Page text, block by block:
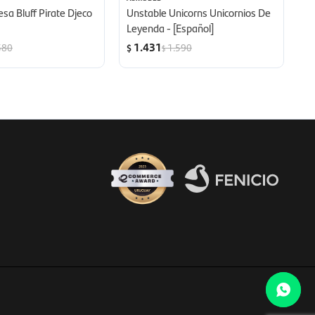
Bluff Pirate Djeco
Unstable Unicorns Unicornios De
Leyenda - [Español]
$ 1.431$1.590
Fenicio eCommerce Uruguay